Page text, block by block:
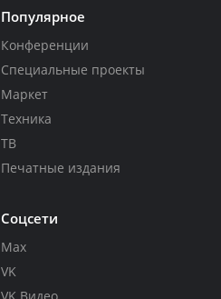
Популярное
Конференции
Специальные проекты
Маркет
Техника
ТВ
Печатные издания
Соцсети
Max
VK